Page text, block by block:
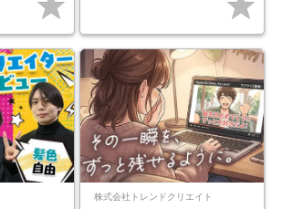
株式会社トレンドクリエイト